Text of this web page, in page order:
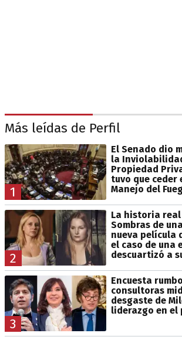
Más leídas de Perfil
1
El Senado dio
la
Propiedad
tuvo que ceder
Manejo del
2
La historia real
Sombras de
nueva película
el caso de una
descuartizó a
3
Encuesta
consultoras
desgaste de
liderazgo en el